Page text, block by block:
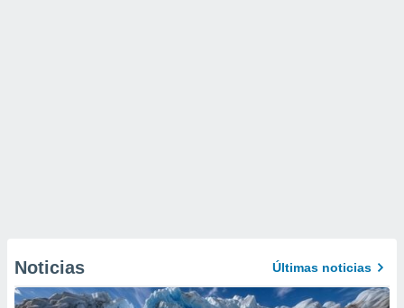
Noticias Últimas noticias